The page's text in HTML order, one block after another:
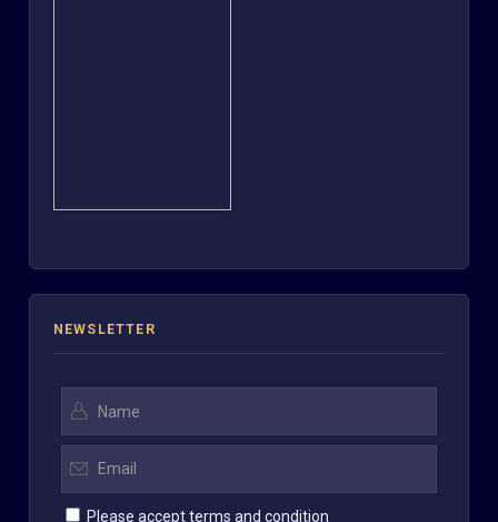
NEWSLETTER
Please accept terms and condition